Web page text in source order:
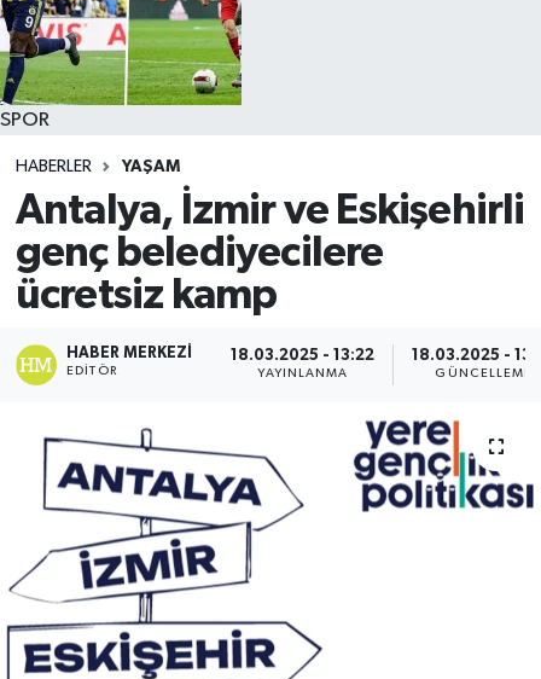
SPOR
HABERLER YAŞAM
Antalya, İzmir ve Eskişehirli
genç belediyecilere
ücretsiz kamp
HABER MERKEZI
EDITÖR
18.03.2025 - 13:22
YAYINLANMA
18.03.2025 -
GÜNCELLEME